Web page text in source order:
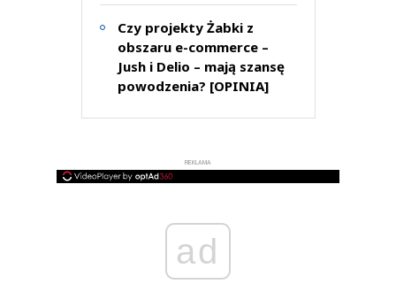
Czy projekty Żabki z
obszaru e-commerce –
Jush i Delio – mają szansę
powodzenia? [OPINIA]
REKLAMA
ad